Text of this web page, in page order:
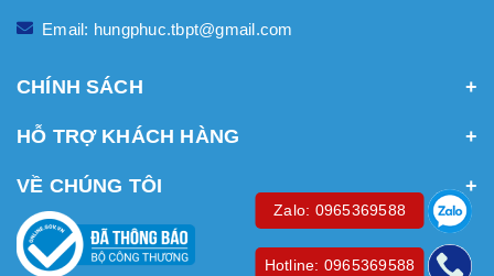
Email: hungphuc.tbpt@gmail.com
CHÍNH SÁCH
HỖ TRỢ KHÁCH HÀNG
VỀ CHÚNG TÔI
Zalo: 0965369588
Hotline: 0965369588